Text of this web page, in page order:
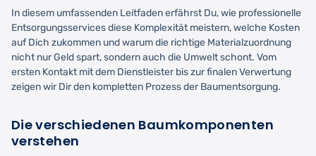
In diesem umfassenden Leitfaden erfährst Du, wie professionelle
Entsorgungsservices diese Komplexität meistern, welche Kosten
auf Dich zukommen und warum die richtige Materialzuordnung
nicht nur Geld spart, sondern auch die Umwelt schont. Vom
ersten Kontakt mit dem Dienstleister bis zur finalen Verwertung
zeigen wir Dir den kompletten Prozess der Baumentsorgung.
Die verschiedenen Baumkomponenten
verstehen